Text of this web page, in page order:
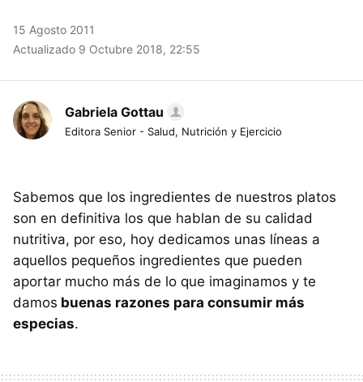
15 Agosto 2011
Actualizado 9 Octubre 2018, 22:55
Gabriela Gottau
Editora Senior - Salud, Nutrición y Ejercicio
Sabemos que los ingredientes de nuestros platos
son en definitiva los que hablan de su calidad
nutritiva, por eso, hoy dedicamos unas líneas a
aquellos pequeños ingredientes que pueden
aportar mucho más de lo que imaginamos y te
damos buenas razones para consumir más
especias.